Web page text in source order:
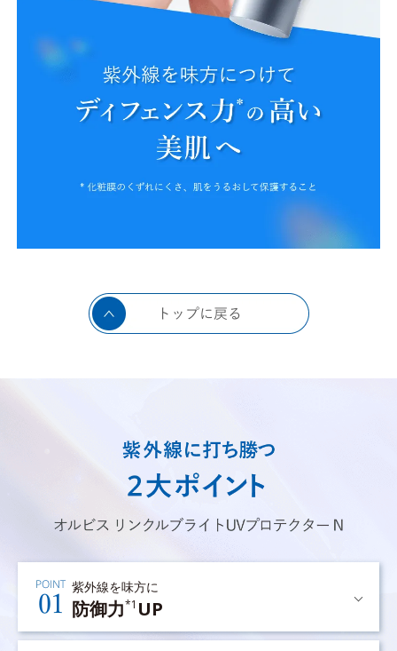
紫外線を味方に
防御力*1 UP